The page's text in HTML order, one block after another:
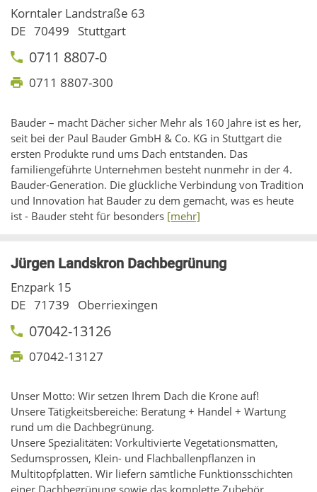
Korntaler Landstraße 63
DE 70499 Stuttgart
0711 8807-0
0711 8807-300
Bauder – macht Dächer sicher Mehr als 160 Jahre ist es her,
seit bei der Paul Bauder GmbH & Co. KG in Stuttgart die
ersten Produkte rund ums Dach entstanden. Das
familiengeführte Unternehmen besteht nunmehr in der 4.
Bauder-Generation. Die glückliche Verbindung von Tradition
und Innovation hat Bauder zu dem gemacht, was es heute
ist - Bauder steht für besonders [mehr]
Jürgen Landskron Dachbegrünung
Enzpark 15
DE 71739 Oberriexingen
07042-13126
07042-13127
Unser Motto: Wir setzen Ihrem Dach die Krone auf!
Unsere Tätigkeitsbereiche: Beratung + Handel + Wartung
rund um die Dachbegrünung.
Unsere Spezialitäten: Vorkultivierte Vegetationsmatten,
Sedumsprossen, Klein- und Flachballenpflanzen in
Multitopfplatten. Wir liefern sämtliche Funktionsschichten